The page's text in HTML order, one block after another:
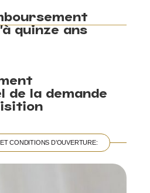
quinze ans
de la demande
CONDITIONS D’OUVERTURE: